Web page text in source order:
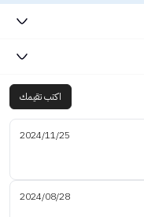
اكتب تقيمك
2024/11/25
2024/08/28